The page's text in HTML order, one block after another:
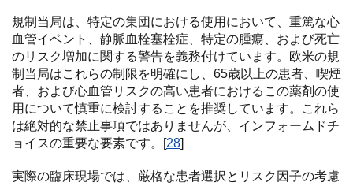
規制当局は、特定の集団における使用において、重篤な心
血管イベント、静脈血栓塞栓症、特定の腫瘍、および死亡
のリスク増加に関する警告を義務付けています。欧米の規
制当局はこれらの制限を明確にし、65歳以上の患者、喫煙
者、および心血管リスクの高い患者におけるこの薬剤の使
用について慎重に検討することを推奨しています。これら
は絶対的な禁止事項ではありませんが、インフォームドチ
ョイスの重要な要素です。[28]
実際の臨床現場では、厳格な患者選択とリスク因子の考慮